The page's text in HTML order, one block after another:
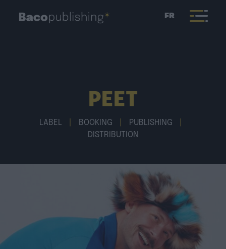
FR
PEET
LABEL BOOKING PUBLISHING
DISTRIBUTION